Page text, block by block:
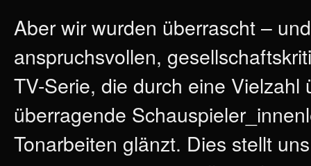
Aber wir wurden überrascht –
anspruchsvollen,
TV-Serie, die durch eine
überragende
Tonarbeiten glänzt. Dies stellt